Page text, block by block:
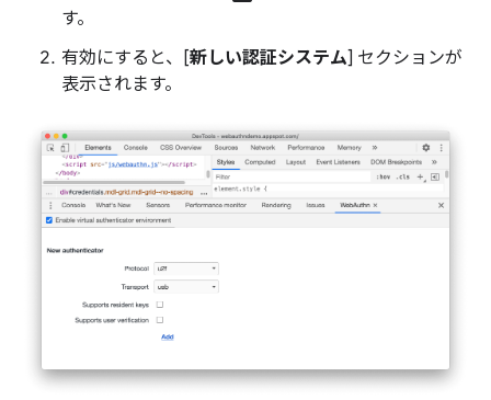
す。
有効にすると、[新しい認証システム] セクションが
表示されます。